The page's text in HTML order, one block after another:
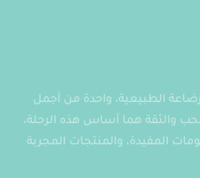
اختيار
الخيارات
على
الطبيعية، واحدة من أجمل
والثقة هما أساس هذه الرحلة،
المفيدة، والمنتجات المجربة